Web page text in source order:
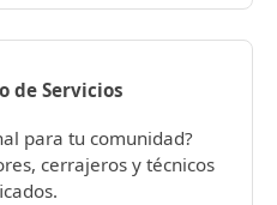
de Servicios
para tu comunidad?
cerrajeros y técnicos